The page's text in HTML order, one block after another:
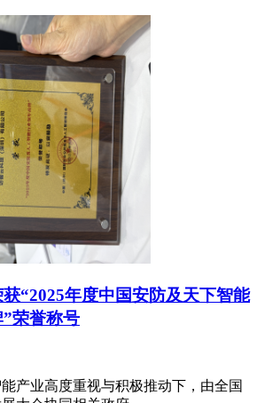
“2025年度中国安防及天下智能
荣誉称号
产业高度重视与积极推动下，由全国